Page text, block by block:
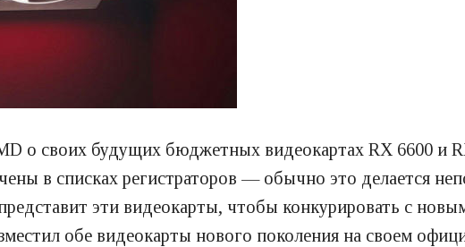
о своих будущих бюджетных видеокартах RX 6600 и
в списках регистраторов — обычно это делается
эти видеокарты, чтобы конкурировать с
обе видеокарты нового поколения на своем